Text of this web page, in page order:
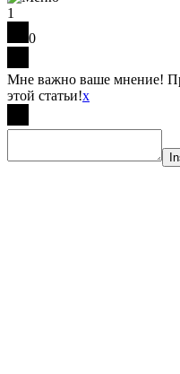
1
0
Мне важно ваше мнение!
этой статьи!x